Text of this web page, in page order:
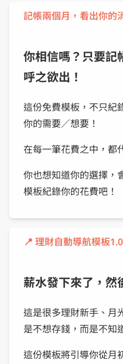
記帳兩個月，看出你的
你相信嗎？只要記
呼之欲出！
這份免費模板，不只紀
你的需要／想要！
在每一筆花費之中，都
你也想知道你的選擇，
模板紀錄你的花費吧！
📍 理財自動導航模板
薪水發下來了，然
這是很多理財新手、月
是不想存錢，而是不知
這份模板將引導你從月